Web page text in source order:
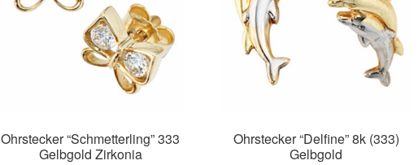
Ohrstecker “Schmetterling” 333
Gelbgold Zirkonia
Ohrstecker “Delfine” 8k (333)
Gelbgold